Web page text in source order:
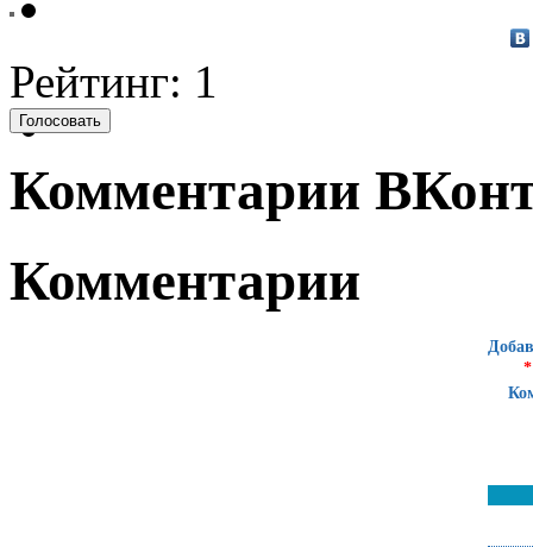
Рейтинг: 1
Комментарии
Комментарии
*